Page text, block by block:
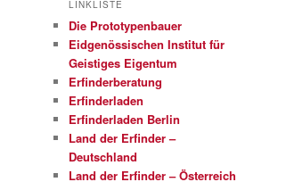
LINKLISTE
Die Prototypenbauer
Eidgenössischen Institut für
Geistiges Eigentum
Erfinderberatung
Erfinderladen
Erfinderladen Berlin
Land der Erfinder –
Deutschland
Land der Erfinder – Österreich